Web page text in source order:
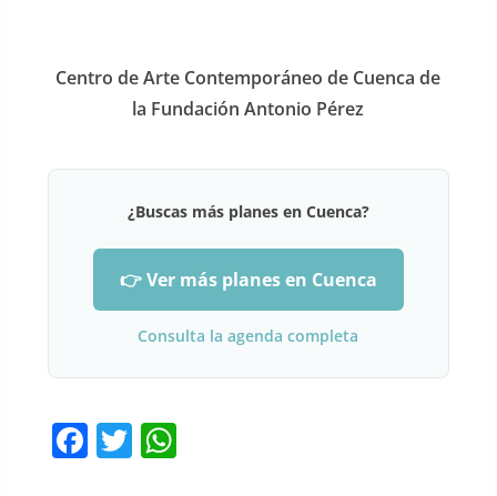
Centro de Arte Contemporáneo de Cuenca de
la Fundación Antonio Pérez
¿Buscas más planes en Cuenca?
👉 Ver más planes en Cuenca
Consulta la agenda completa
F T W